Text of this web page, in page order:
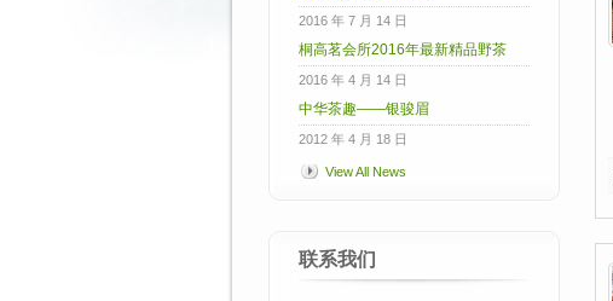
2016 年 7 月 14 日
桐高茗会所2016年最新精品野茶
2016 年 4 月 14 日
中华茶趣——银骏眉
2012 年 4 月 18 日
View All News
联系我们